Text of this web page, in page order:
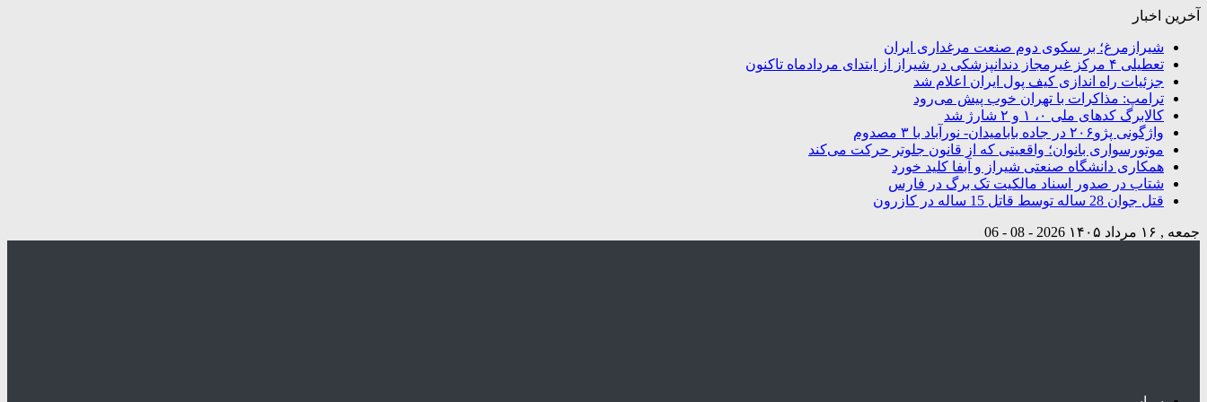
آخرین اخبار
شیرازمرغ؛ بر سکوی دوم صنعت مرغداری ایران
تعطیلی ۴ مرکز غیرمجاز دندانپزشکی در شیراز از ابتدای مردادماه تاکنون
جزئیات راه اندازی کیف پول ایران اعلام شد
ترامپ: مذاکرات با تهران خوب پیش می‌رود
کالابرگ کدهای ملی ۰، ۱ و ۲ شارژ شد
واژگونی پژو۲۰۶ در جاده بابامیدان- نورآباد با ۳ مصدوم
موتورسواری بانوان؛ واقعیتی که از قانون جلوتر حرکت می‌کند
همکاری دانشگاه صنعتی شیراز و آبفا کلید خورد
شتاب در صدور اسناد مالکیت تک برگ در فارس
قتل جوان 28 ساله توسط قاتل 15 ساله در کازرون
جمعه , ۱۶ مرداد ۱۴۰۵ 2026 - 08 - 06